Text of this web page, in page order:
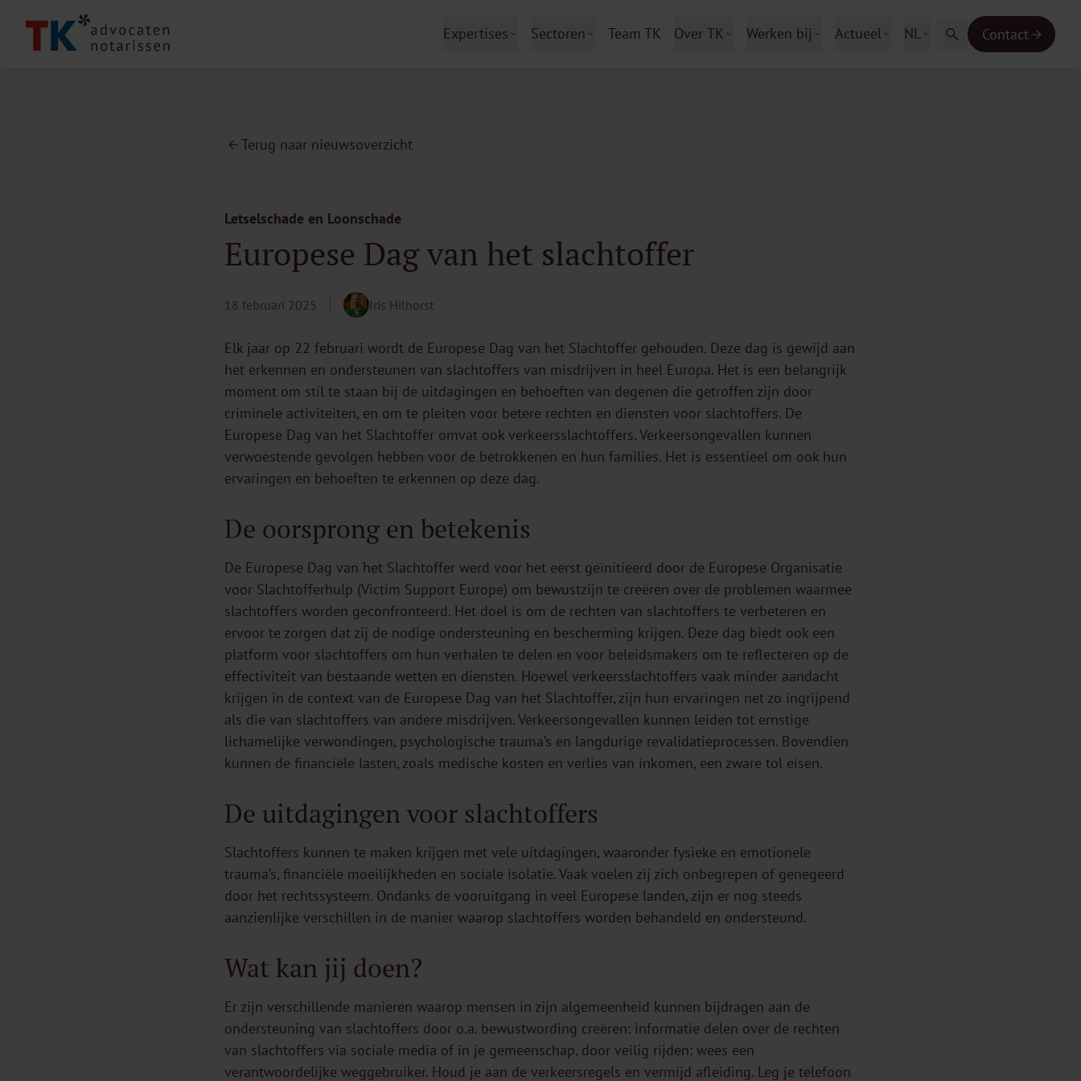
Expertises Sectoren Team TK Over TK Werken bij Actueel NL Contact
Terug naar nieuwsoverzicht
Letselschade en Loonschade
Europese Dag van het slachtoffer
18 februari 2025 Iris Hilhorst
Elk jaar op 22 februari wordt de Europese Dag van het Slachtoffer gehouden. Deze dag is gewijd aan
het erkennen en ondersteunen van slachtoffers van misdrijven in heel Europa. Het is een belangrijk
moment om stil te staan bij de uitdagingen en behoeften van degenen die getroffen zijn door
criminele activiteiten, en om te pleiten voor betere rechten en diensten voor slachtoffers. De
Europese Dag van het Slachtoffer omvat ook verkeersslachtoffers. Verkeersongevallen kunnen
verwoestende gevolgen hebben voor de betrokkenen en hun families. Het is essentieel om ook hun
ervaringen en behoeften te erkennen op deze dag.
De oorsprong en betekenis
De Europese Dag van het Slachtoffer werd voor het eerst geïnitieerd door de Europese Organisatie
voor Slachtofferhulp (Victim Support Europe) om bewustzijn te creëren over de problemen waarmee
slachtoffers worden geconfronteerd. Het doel is om de rechten van slachtoffers te verbeteren en
ervoor te zorgen dat zij de nodige ondersteuning en bescherming krijgen. Deze dag biedt ook een
platform voor slachtoffers om hun verhalen te delen en voor beleidsmakers om te reflecteren op de
effectiviteit van bestaande wetten en diensten. Hoewel verkeersslachtoffers vaak minder aandacht
krijgen in de context van de Europese Dag van het Slachtoffer, zijn hun ervaringen net zo ingrijpend
als die van slachtoffers van andere misdrijven. Verkeersongevallen kunnen leiden tot ernstige
lichamelijke verwondingen, psychologische trauma’s en langdurige revalidatieprocessen. Bovendien
kunnen de financiële lasten, zoals medische kosten en verlies van inkomen, een zware tol eisen.
De uitdagingen voor slachtoffers
Slachtoffers kunnen te maken krijgen met vele uitdagingen, waaronder fysieke en emotionele
trauma’s, financiële moeilijkheden en sociale isolatie. Vaak voelen zij zich onbegrepen of genegeerd
door het rechtssysteem. Ondanks de vooruitgang in veel Europese landen, zijn er nog steeds
aanzienlijke verschillen in de manier waarop slachtoffers worden behandeld en ondersteund.
Wat kan jij doen?
Er zijn verschillende manieren waarop mensen in zijn algemeenheid kunnen bijdragen aan de
ondersteuning van slachtoffers door o.a. bewustwording creëren: informatie delen over de rechten
van slachtoffers via sociale media of in je gemeenschap, door veilig rijden: wees een
verantwoordelijke weggebruiker. Houd je aan de verkeersregels en vermijd afleiding. Leg je telefoon